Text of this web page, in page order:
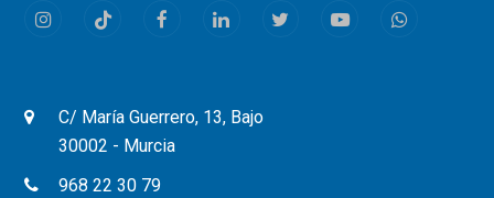
InstagramTiktok FacebookLinkedInTwitterYoutubeWhatsapp
C/ María Guerrero, 13, Bajo
30002 - Murcia
968 22 30 79